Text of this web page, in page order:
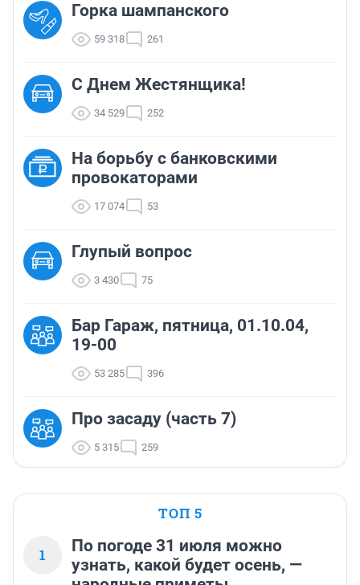
Горка шампанского
59 318 261
С Днем Жестянщика!
34 529 252
На борьбу с банковскими
провокаторами
17 074 53
Глупый вопрос
3 430 75
Бар Гараж, пятница, 01.10.04,
19-00
53 285 396
Про засаду (часть 7)
5 315 259
ТОП 5
1
По погоде 31 июля можно
узнать, какой будет осень, —